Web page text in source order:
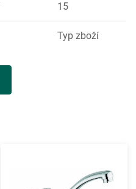
15
Typ zboží